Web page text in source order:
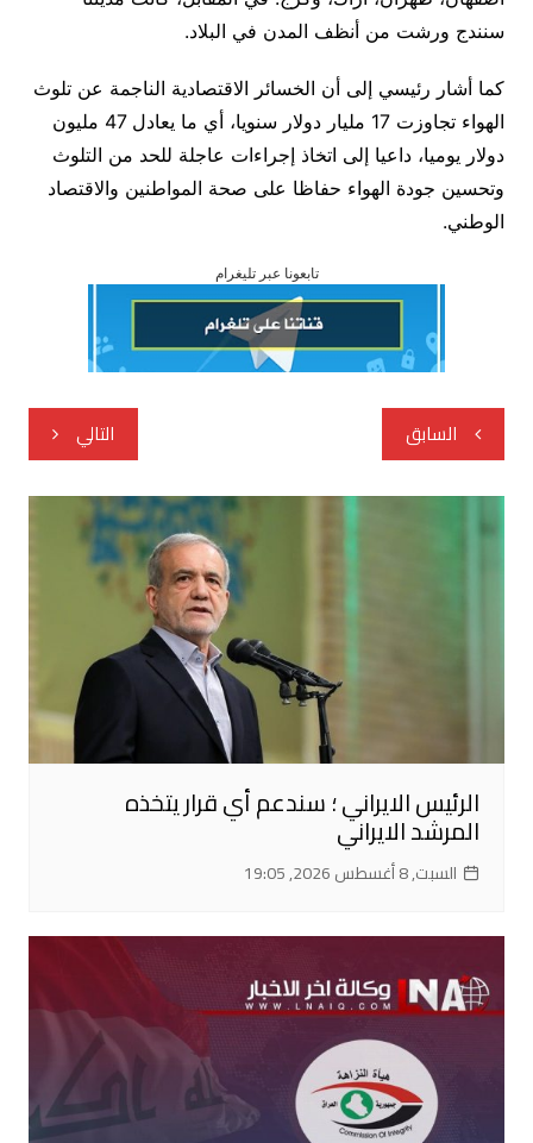
سنندج ورشت من أنظف المدن في البلاد.
كما أشار رئیسي إلى أن الخسائر الاقتصادية الناجمة عن تلوث
الهواء تجاوزت 17 مليار دولار سنويا، أي ما يعادل 47 مليون
دولار يوميا، داعيا إلى اتخاذ إجراءات عاجلة للحد من التلوث
وتحسين جودة الهواء حفاظا على صحة المواطنين والاقتصاد
الوطني.
تابعونا عبر تليغرام
تصفّح
المقالات
السابق التالي
الرئيس الايراني ؛ سندعم أي قرار يتخذه
المرشد الايراني
السبت, 8 أغسطس 2026, 19:05